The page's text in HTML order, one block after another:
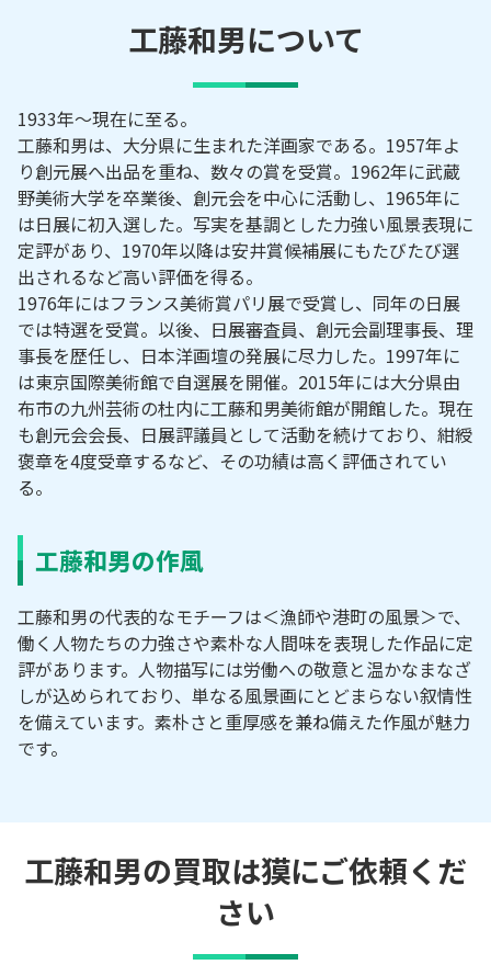
工藤和男について
1933年～現在に至る。
工藤和男は、大分県に生まれた洋画家である。1957年よ
り創元展へ出品を重ね、数々の賞を受賞。1962年に武蔵
野美術大学を卒業後、創元会を中心に活動し、1965年に
は日展に初入選した。写実を基調とした力強い風景表現に
定評があり、1970年以降は安井賞候補展にもたびたび選
出されるなど高い評価を得る。
1976年にはフランス美術賞パリ展で受賞し、同年の日展
では特選を受賞。以後、日展審査員、創元会副理事長、理
事長を歴任し、日本洋画壇の発展に尽力した。1997年に
は東京国際美術館で自選展を開催。2015年には大分県由
布市の九州芸術の杜内に工藤和男美術館が開館した。現在
も創元会会長、日展評議員として活動を続けており、紺綬
褒章を4度受章するなど、その功績は高く評価されてい
る。
工藤和男の作風
工藤和男の代表的なモチーフは＜漁師や港町の風景＞で、
働く人物たちの力強さや素朴な人間味を表現した作品に定
評があります。人物描写には労働への敬意と温かなまなざ
しが込められており、単なる風景画にとどまらない叙情性
を備えています。素朴さと重厚感を兼ね備えた作風が魅力
です。
工藤和男の買取は獏にご依頼くだ
さい